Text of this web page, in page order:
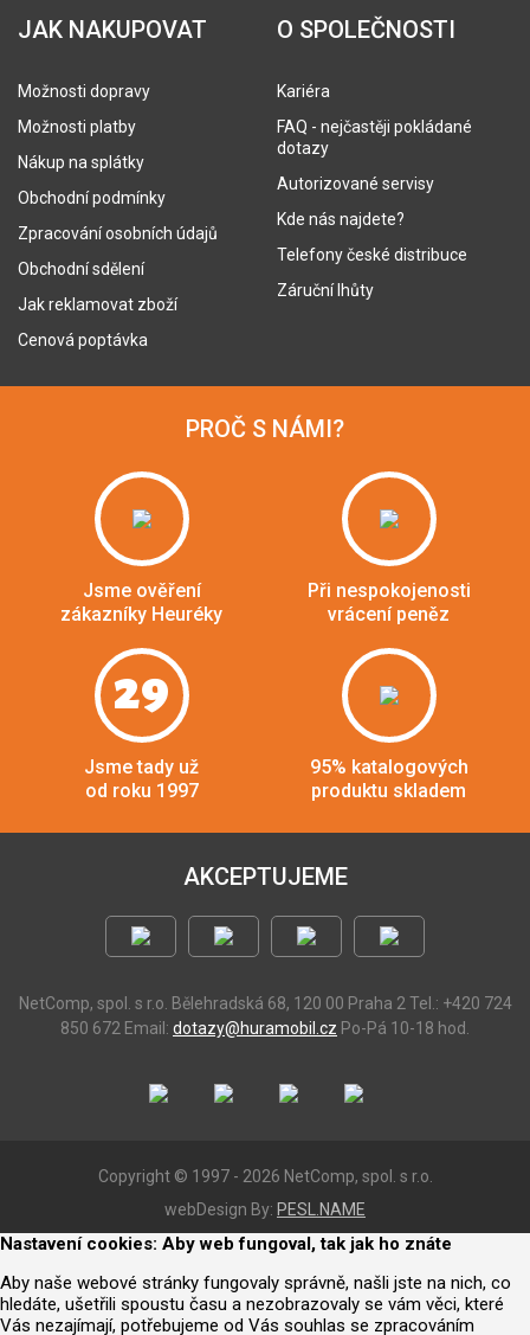
JAK NAKUPOVAT
Možnosti dopravy
Možnosti platby
Nákup na splátky
Obchodní podmínky
Zpracování osobních údajů
Obchodní sdělení
Jak reklamovat zboží
Cenová poptávka
O SPOLEČNOSTI
Kariéra
FAQ - nejčastěji pokládané
dotazy
Autorizované servisy
Kde nás najdete?
Telefony české distribuce
Záruční lhůty
PROČ S NÁMI?
Jsme ověření
zákazníky Heuréky
Při nespokojenosti
vrácení peněz
29
Jsme tady už
od roku 1997
95% katalogových
produktu skladem
AKCEPTUJEME
NetComp, spol. s r.o. Bělehradská 68, 120 00 Praha 2 Tel.: +420 724
850 672 Email: dotazy@huramobil.cz Po-Pá 10-18 hod.
Copyright © 1997 - 2026 NetComp, spol. s r.o.
webDesign By: PESL.NAME
Nastavení cookies: Aby web fungoval, tak jak ho znáte
Aby naše webové stránky fungovaly správně, našli jste na nich, co
hledáte, ušetřili spoustu času a nezobrazovaly se vám věci, které
Vás nezajímají, potřebujeme od Vás souhlas se zpracováním